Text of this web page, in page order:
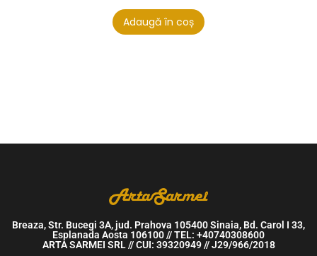
Adaugă în coș
Breaza, Str. Bucegi 3A, jud. Prahova 105400 Sinaia, Bd. Carol I 33,
Esplanada Aosta 106100 // TEL: +40740308600
ARTA SARMEI SRL // CUI: 39320949 // J29/966/2018